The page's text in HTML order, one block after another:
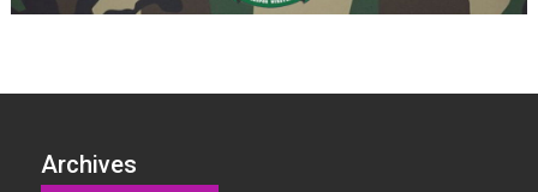
Archives